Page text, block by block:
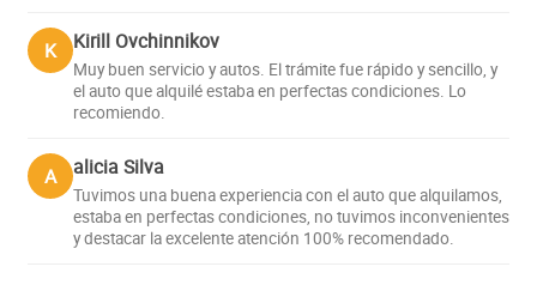
K Kirill Ovchinnikov
Muy buen servicio y autos. El trámite fue rápido y sencillo, y
el auto que alquilé estaba en perfectas condiciones. Lo
recomiendo.
A alicia Silva
Tuvimos una buena experiencia con el auto que alquilamos,
estaba en perfectas condiciones, no tuvimos inconvenientes
y destacar la excelente atención 100% recomendado.